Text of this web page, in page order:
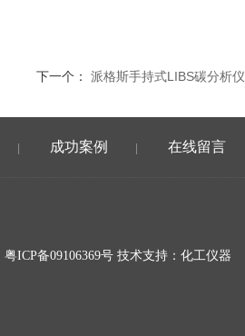
下一个： 派格斯手持式LIBS碳分析仪
成功案例 在线留言
粤ICP备09106369号 技术支持： 化工仪器